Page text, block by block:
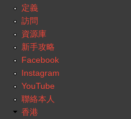
定義
訪問
資源庫
新手攻略
Facebook
Instagram
YouTube
聯絡本人
香港